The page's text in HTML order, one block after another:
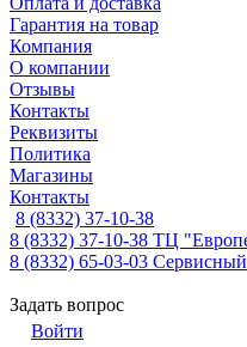
Гарантия на товар
Компания
О компании
Отзывы
Контакты
Реквизиты
Политика
Магазины
Контакты
8 (8332) 37-10-38
8 (8332) 37-10-38 ТЦ
8 (8332) 65-03-03
Задать вопрос
Войти